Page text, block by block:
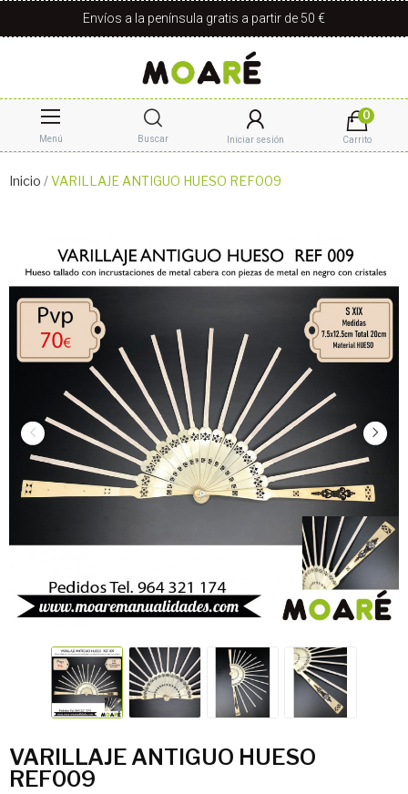
Envíos a la península gratis a partir de 50 €
Menú Buscar Iniciar sesión
0
Carrito
Inicio VARILLAJE ANTIGUO HUESO REF009
VARILLAJE ANTIGUO HUESO
REF009